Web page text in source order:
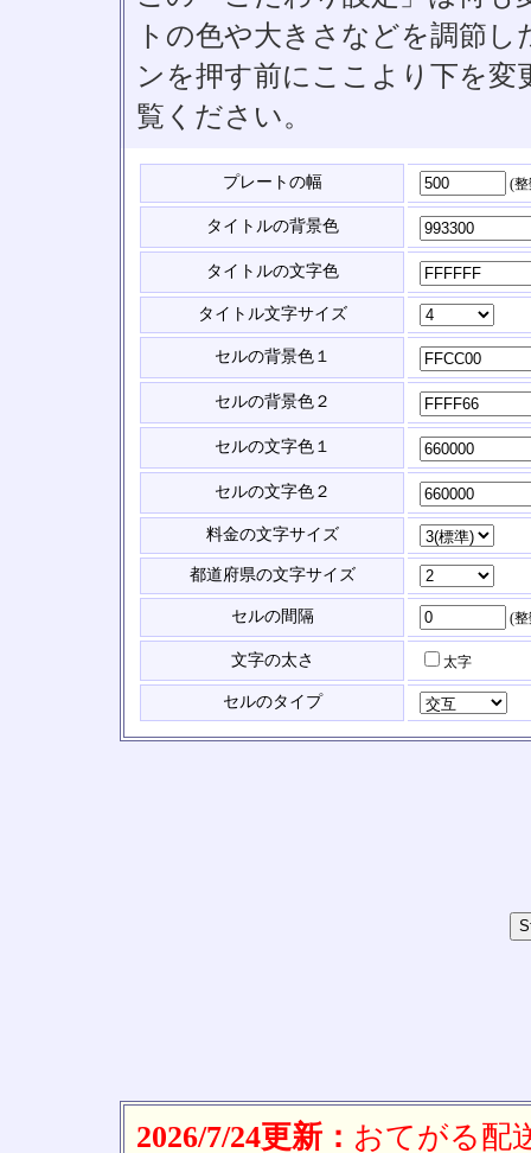
トの色や大きさなどを調節
ンを押す前にここより下を
覧ください。
プレートの幅 (
タイトルの背景色
タイトルの文字色
タイトル文字サイズ
セルの背景色１
セルの背景色２
セルの文字色１
セルの文字色２
料金の文字サイズ
都道府県の文字サイズ
セルの間隔 (
文字の太さ 太字
セルのタイプ
2026/7/24更新： おてがる配